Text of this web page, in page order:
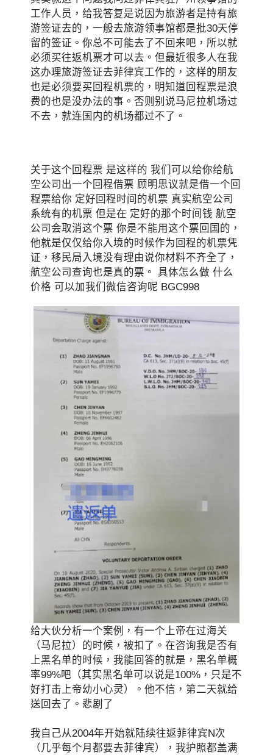
工作人员，给我答复是说因为旅游者是持有旅
游签证去的，一般去旅游领事馆都是批30天停
留的签证。你总不可能去了不回来吧，所以就
必须买往返机票才可以去。但最近很多人在我
这办理旅游签证去菲律宾工作的，这样的朋友
也是必须要买回程机票的，明知道回程票是浪
费的也是没办法的事。否则别说马尼拉机场过
不去，就连国内的机场都过不了。
关于这个回程票 是这样的 我们可以给你给航
空公司出一个回程借票 顾明思议就是借一个回
程票给你 定好回程时间的机票 真实航空公司
系统有的机票 但是在 定好的那个时间钱 航空
公司会取消这个票 你是不能用这个票回国的，
他就是仅仅给你入境的时候作为回程的机票凭
证，移民局入境没有理由说你材料不齐全了，
航空公司查询也是真的票。 具体怎么做 什么
价格 可以加我们微信咨询呢 BGC998
给大伙分析一个案例，有一个上帝在过海关
（马尼拉）的时候，被扣了。在咨询我是否有
上黑名单的时候，我能回答的就是，黑名单概
率99%吧（其实黑名单可以说是100%，只是不
好打击上帝幼小心灵）。他不信，第二天就给
送回去了。悲剧了
我自己从2004年开始就陆续往返菲律宾N次
（几乎每个月都要去菲律宾），我护照都盖满